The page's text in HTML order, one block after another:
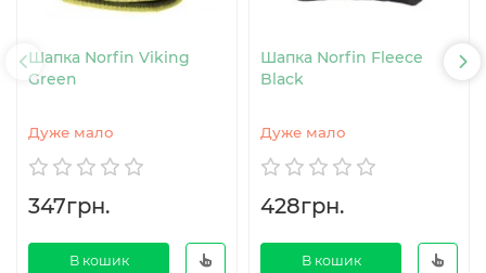
Шапка Norfin Viking
Green
Дуже мало
347грн.
В кошик
Шапка Norfin Fleece
Black
Дуже мало
428грн.
В кошик